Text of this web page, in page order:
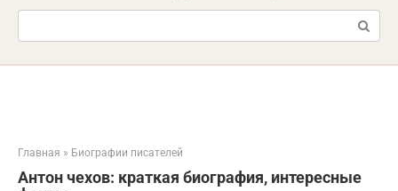
Поиск:
Главная » Биографии писателей
Антон чехов: краткая биография, интересные